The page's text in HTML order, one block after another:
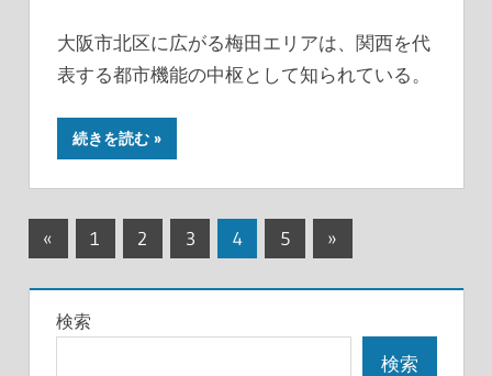
大阪市北区に広がる梅田エリアは、関西を代
表する都市機能の中枢として知られている。
続きを読む
投
の
«
事
1 2 3 4 5
次
事
»
検索
検索